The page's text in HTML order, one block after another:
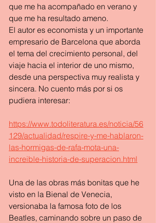
que me ha acompañado en verano y
que me ha resultado ameno.
El autor es economista y un importante
empresario de Barcelona que aborda
el tema del crecimiento personal, del
viaje hacia el interior de uno mismo,
desde una perspectiva muy realista y
sincera. No cuento más por si os
pudiera interesar:
https://www.todoliteratura.es/noticia/56
129/actualidad/respire-y-me-hablaron-
las-hormigas-de-rafa-mota-una-
increible-historia-de-superacion.html
Una de las obras más bonitas que he
visto en la Bienal de Venecia,
versionaba la famosa foto de los
Beatles, caminando sobre un paso de